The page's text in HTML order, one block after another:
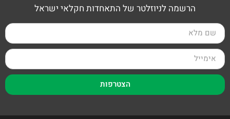
הרשמה לניוזלטר של התאחדות חקלאי ישראל
הצטרפות